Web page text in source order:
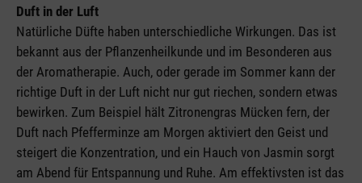
Duft in der Luft
Natürliche Düfte haben unterschiedliche Wirkungen. Das ist
bekannt aus der Pflanzenheilkunde und im Besonderen aus
der Aromatherapie. Auch, oder gerade im Sommer kann der
richtige Duft in der Luft nicht nur gut riechen, sondern etwas
bewirken. Zum Beispiel hält Zitronengras Mücken fern, der
Duft nach Pfefferminze am Morgen aktiviert den Geist und
steigert die Konzentration, und ein Hauch von Jasmin sorgt
am Abend für Entspannung und Ruhe. Am effektivsten ist das